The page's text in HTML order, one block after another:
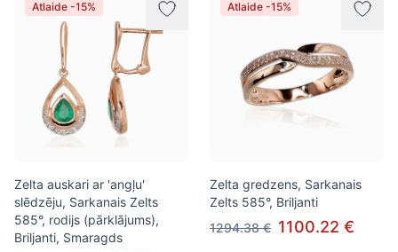
Atlaide -15%
Zelta auskari ar 'angļu'
slēdzēju, Sarkanais Zelts
585°, rodijs (pārklājums),
Briljanti, Smaragds
Atlaide -15%
Zelta gredzens, Sarkanais
Zelts 585°, Briljanti
1294.38 € 1100.22 €